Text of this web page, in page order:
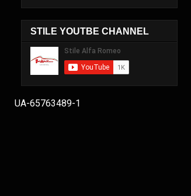
STILE YOUTBE CHANNEL
UA-65763489-1